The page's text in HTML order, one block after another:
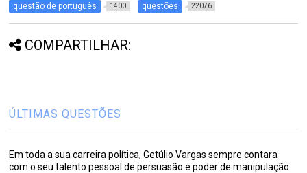
questão de português 1400 questões 22076
COMPARTILHAR:
ÚLTIMAS QUESTÕES
Em toda a sua carreira política, Getúlio Vargas sempre contara
com o seu talento pessoal de persuasão e poder de manipulação